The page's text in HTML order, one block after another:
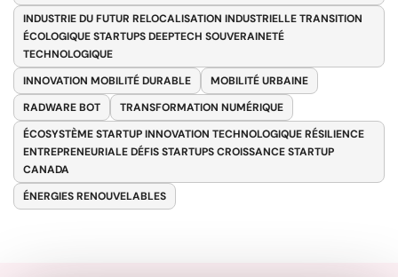
INDUSTRIE DU FUTUR RELOCALISATION INDUSTRIELLE TRANSITION
ÉCOLOGIQUE STARTUPS DEEPTECH SOUVERAINETÉ
TECHNOLOGIQUE
INNOVATION MOBILITÉ DURABLE
MOBILITÉ URBAINE
RADWARE BOT
TRANSFORMATION NUMÉRIQUE
ÉCOSYSTÈME STARTUP INNOVATION TECHNOLOGIQUE RÉSILIENCE
ENTREPRENEURIALE DÉFIS STARTUPS CROISSANCE STARTUP
CANADA
ÉNERGIES RENOUVELABLES